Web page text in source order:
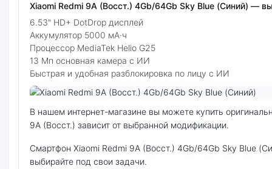
Xiaomi Redmi 9A (Восст.) 4Gb/64Gb Sky Blue (Синий) —
6.53" HD+ DotDrop дисплей
Аккумулятор 5000 мА·ч
Процессор MediaTek Helio G25
13 Мп основная камера с ИИ
Быстрая и удобная разблокировка по лицу с ИИ
В нашем интернет-магазине вы можете купить оригинальный смартфон Xiaomi Redmi 9A (Восст.) 4Gb/64Gb Sky Blue (Синий) по выгодной цене. Стоимость смартфона Xiaomi Redmi
9A (Восст.) зависит от выбранной модификации.
смартфон Xiaomi Redmi 9A (Восст.) 4Gb/64Gb Sky Blue (Синий) — удачное сочетание цены, производительности и дизайна. Модель доступна в разных конфигурациях и цветах —
выбирайте под свои задачи.